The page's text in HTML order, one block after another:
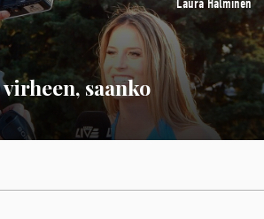
Laura Halminen
saanko